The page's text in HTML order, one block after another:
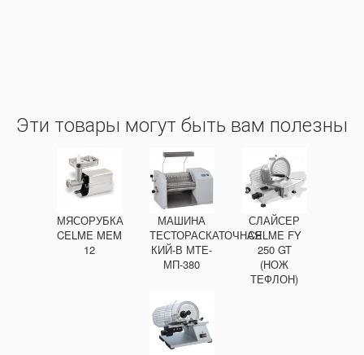
Эти товары могут быть вам полезны
МЯСОРУБКА
CELME MEM
12
МАШИНА
ТЕСТОРАСКАТОЧНАЯ
КИЙ-В МТЕ-
МП-380
СЛАЙСЕР
CELME FY
250 GT
(НОЖ
ТЕФЛОН)